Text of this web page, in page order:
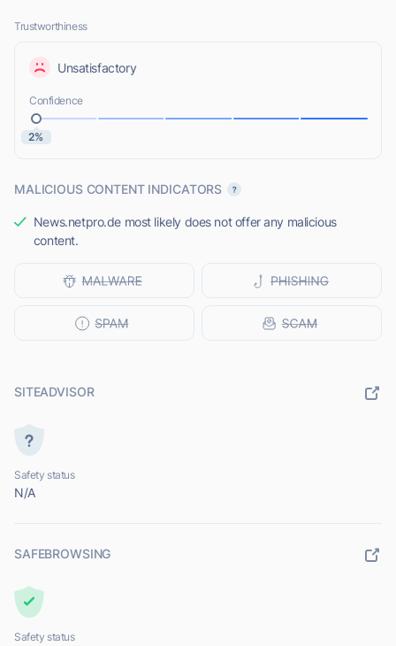
Trustworthiness
Unsatisfactory
Confidence
2%
MALICIOUS CONTENT INDICATORS
News.netpro.de most likely does not offer any malicious
content.
SITEADVISOR
Safety status
N/A
SAFEBROWSING
Safety status